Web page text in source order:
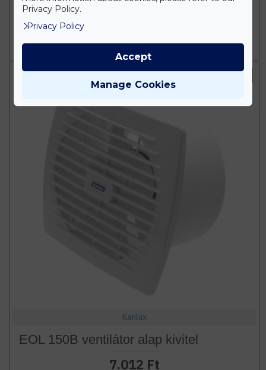
Kanlux
EOL 150B ventilátor alap kivitel
7.012 Ft
Privacy Policy.
Privacy Policy
Manage Cookies
Accept